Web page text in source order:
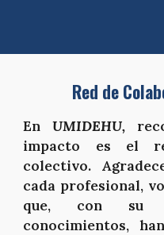
Red de
En UMIDEHU,
impacto es el
colectivo.
cada profesional,
que, con su
conocimientos,